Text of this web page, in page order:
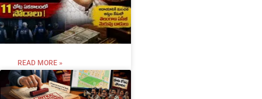
READ MORE »